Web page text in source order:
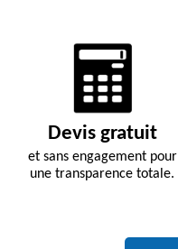
Devis gratuit
et sans engagement pour
une transparence totale.